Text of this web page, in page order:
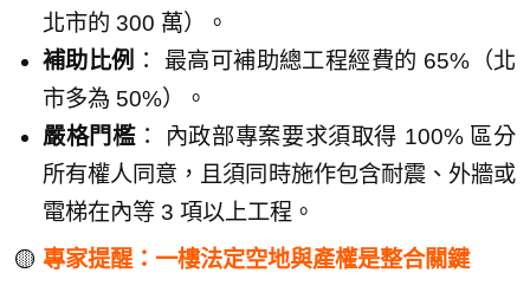
北市的 300 萬）。
補助比例 ： 最高可補助總工程經費的 65%（北
市多為 50%）。
嚴格門檻： 內政部專案要求須取得 100% 區分
所有權人同意，且須同時施作包含耐震、外牆或
電梯在內等 3 項以上工程。
🟡 專家提醒：一樓法定空地與產權是整合關鍵